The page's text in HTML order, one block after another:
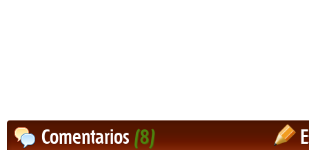
Comentarios(8)